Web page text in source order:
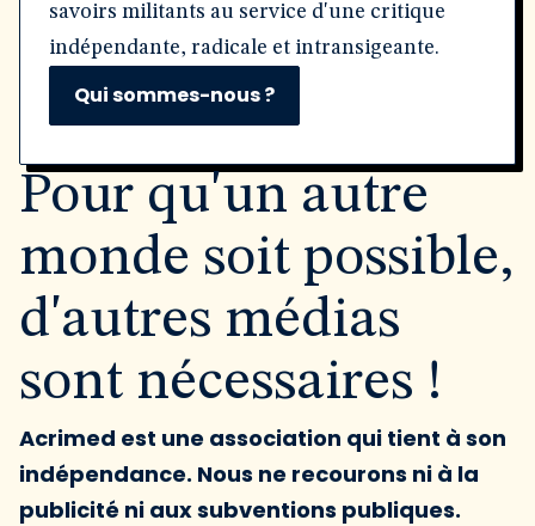
savoirs militants au service d'une critique
indépendante, radicale et intransigeante.
Qui sommes-nous ?
Pour qu'un autre
monde soit possible,
d'autres médias
sont nécessaires !
Acrimed est une association qui tient à son
indépendance. Nous ne recourons ni à la
publicité ni aux subventions publiques.